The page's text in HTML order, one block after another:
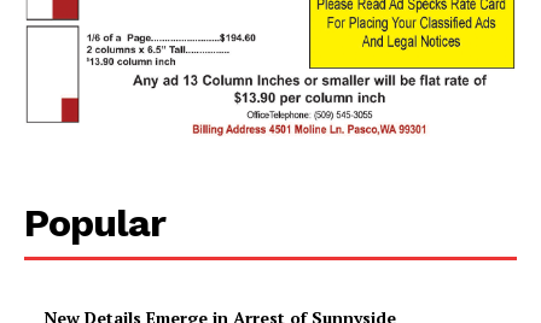
Popular
New Details Emerge in Arrest of Sunnyside